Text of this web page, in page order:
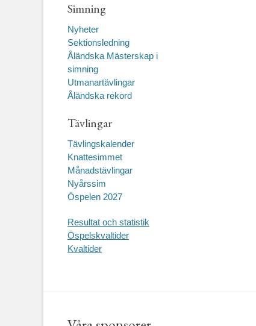
Simning
Nyheter
Sektionsledning
Åländska Mästerskap i
simning
Utmanartävlingar
Åländska rekord
Tävlingar
Tävlingskalender
Knattesimmet
Månadstävlingar
Nyårssim
Öspelen 2027
Resultat och statistik
Öspelskvaltider
Kvaltider